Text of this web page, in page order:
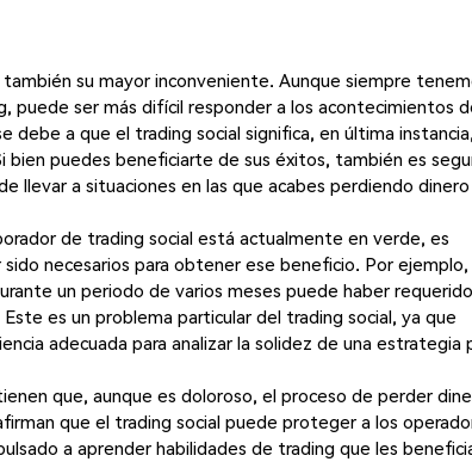
su mayor inconveniente. Aunque siempre
puede ser más difícil responder a los acontecimientos
debe a que el trading social significa, en última instancia,
puedes beneficiarte de sus éxitos, también es
llevar a situaciones en las que acabes perdiendo dinero
de trading social está actualmente en verde, es
necesarios para obtener ese beneficio. Por ejemplo,
un periodo de varios meses puede haber
es un problema particular del trading social, ya que
adecuada para analizar la solidez de una estrategia
que, aunque es doloroso, el proceso de perder
que el trading social puede proteger a los
a aprender habilidades de trading que les